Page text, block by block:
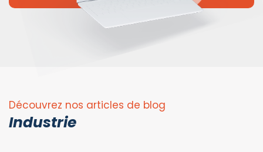
Découvrez nos articles de blog
Industrie